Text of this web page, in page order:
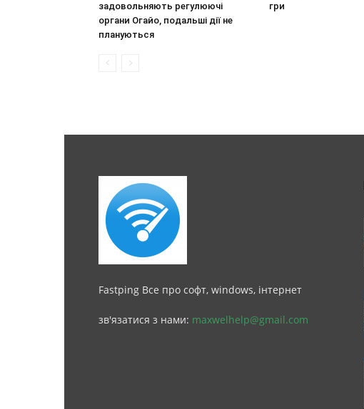
задовольняють регулюючі
органи Огайо, подальші дії не
плануються
гри
Fastping Все про софт, windows, інтернет
зв'язатися з нами: maxwelhelp@gmail.com